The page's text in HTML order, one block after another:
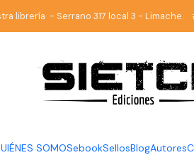
SOMOSebookSellosBlogAutores
librería - Serrano 317 local 3 -
Home Librería Ciencia Ficción
|